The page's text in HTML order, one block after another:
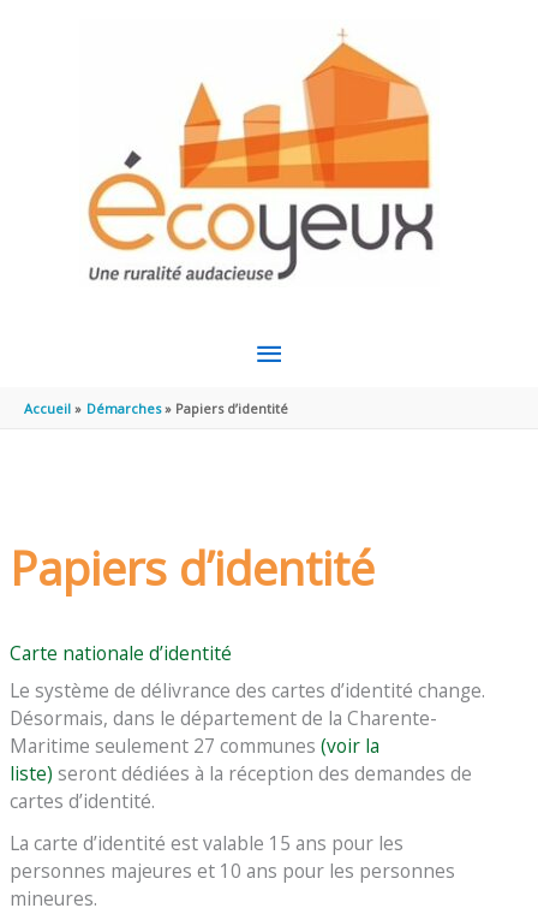
MENU
PRINCIPAL
Accueil Démarches Papiers d’identité
Papiers d’identité
Carte nationale d’identité
Le système de délivrance des cartes d’identité change.
Désormais, dans le département de la Charente-
Maritime seulement 27 communes(voir la
liste) seront dédiées à la réception des demandes de
cartes d’identité.
La carte d’identité est valable 15 ans pour les
personnes majeures et 10 ans pour les personnes
mineures.